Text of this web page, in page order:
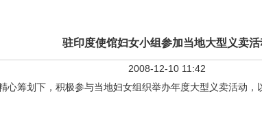
驻印度使馆妇女小组参加当地大型义卖活
2008-12-10 11:42
心筹划下，积极参与当地妇女组织举办年度大型义卖活动